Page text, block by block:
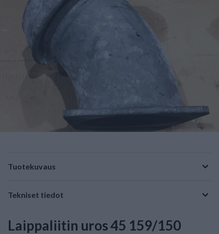
Tuotekuvaus
Tekniset tiedot
Laippaliitin uros 45 159/150